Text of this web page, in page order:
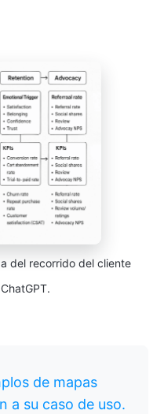
del recorrido del cliente
de mapas
a su caso de uso.